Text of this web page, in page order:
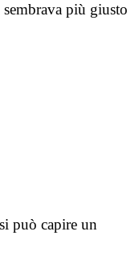
più giusto
può capire un